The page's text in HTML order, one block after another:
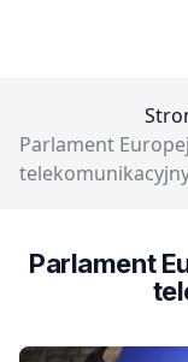
Parlament
Parlament